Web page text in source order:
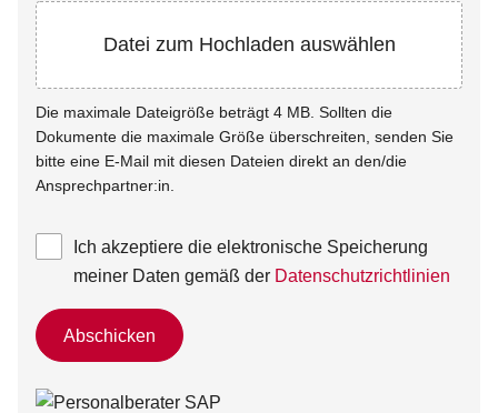
Datei zum Hochladen auswählen
Die maximale Dateigröße beträgt 4 MB. Sollten die
Dokumente die maximale Größe überschreiten, senden Sie
bitte eine E-Mail mit diesen Dateien direkt an den/die
Ansprechpartner:in.
Ich akzeptiere die elektronische Speicherung
meiner Daten gemäß der Datenschutzrichtlinien
Abschicken